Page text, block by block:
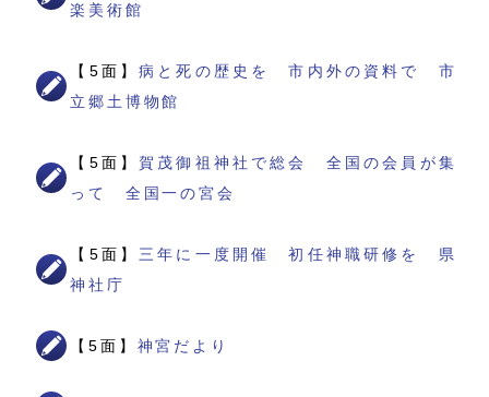
楽美術館
【5面】病と死の歴史を 市内外の資料で 市
立郷土博物館
【5面】賀茂御祖神社で総会 全国の会員が集
って 全国一の宮会
【5面】 三年に一度開催 初任神職研修を 県
神社庁
【5面】 神宮だより